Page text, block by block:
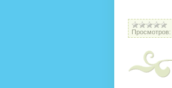
Просмотров: